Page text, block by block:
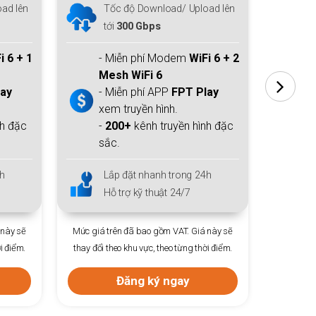
lên
6 + 1
đặc
sẽ
điểm.
Tốc độ Download/ Upload lên
tới 300 Gbps
- Miễn phí Modem WiFi 6 + 2
Mesh WiFi 6
- Miễn phí APP FPT Play
xem truyền hình.
- 200+ kênh truyền hình đặc
sắc.
Lắp đặt nhanh trong 24h
Hỗ trợ kỹ thuật 24/7
Mức giá trên đã bao gồm VAT. Giá này sẽ
thay đổi theo khu vực, theo từng thời điểm.
Đăng ký ngay